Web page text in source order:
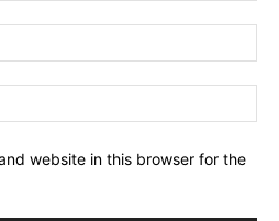
website in this browser for the